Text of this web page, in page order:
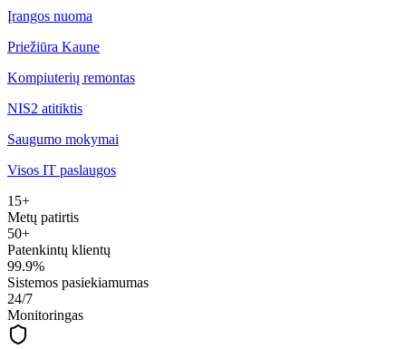
Įrangos nuoma
Priežiūra Kaune
Kompiuterių remontas
NIS2 atitiktis
Saugumo mokymai
Visos IT paslaugos
15+
Metų patirtis
50+
Patenkintų klientų
99.9%
Sistemos pasiekiamumas
24/7
Monitoringas